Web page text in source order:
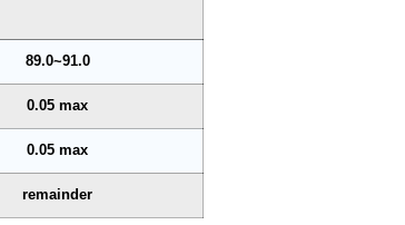
89.0~91.0
0.05 max
0.05 max
remainder